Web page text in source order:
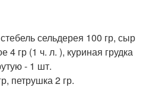
сельдерея 100 гр, сыр
4 гр (1 ч. л. ), куриная грудка
- 1 шт.
петрушка 2 гр.